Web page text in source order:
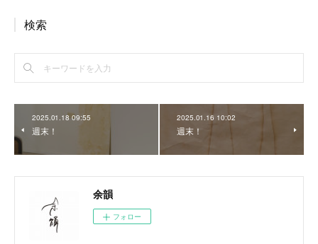
検索
2025.01.18 09:55
週末！
2025.01.16 10:02
週末！
余韻
フォロー